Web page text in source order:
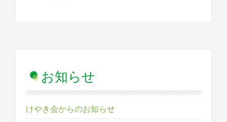
お知らせ
けやき会からのお知らせ